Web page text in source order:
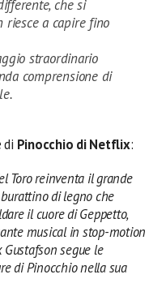
che si
riesce a capire fino
straordinario
comprensione di
di Pinocchio di Netflix:
Toro reinventa il grande
di legno che
il cuore di Geppetto,
musical in stop-motion
segue le
di Pinocchio nella sua